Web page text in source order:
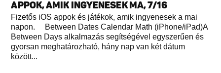
APPOK, AMIK INGYENESEK MA, 7/16
Fizetős iOS appok és játékok, amik ingyenesek a mai
napon. Between Dates Calendar Math (iPhone/iPad)A
Between Days alkalmazás segítségével egyszerűen és
gyorsan meghatározható, hány nap van két dátum
között...